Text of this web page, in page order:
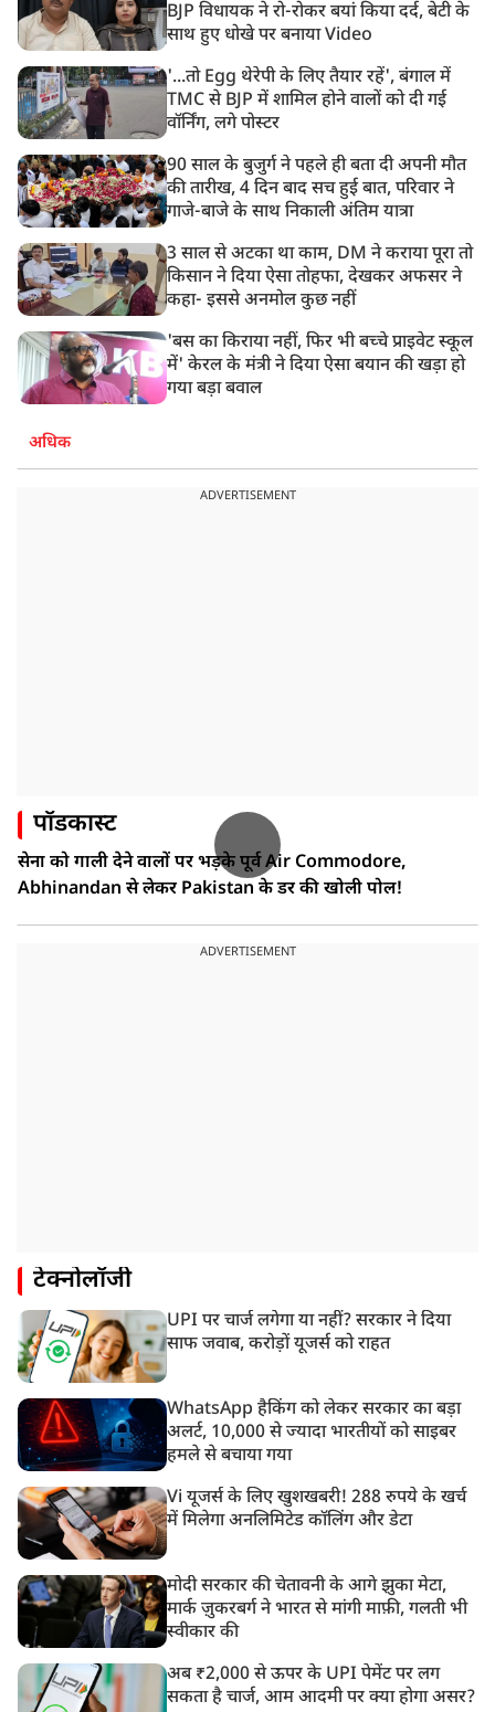
रांची: छात्रों और झारखंड सरकार के बीच आज होगी तीसरे दौर
की बातचीत
BJP विधायक ने रो-रोकर बयां किया दर्द, बेटी के
साथ हुए धोखे पर बनाया Video
'...तो Egg थेरेपी के लिए तैयार रहें', बंगाल में
TMC से BJP में शामिल होने वालों को दी गई
वॉर्निंग, लगे पोस्टर
90 साल के बुजुर्ग ने पहले ही बता दी अपनी मौत
की तारीख, 4 दिन बाद सच हुई बात, परिवार ने
गाजे-बाजे के साथ निकाली अंतिम यात्रा
3 साल से अटका था काम, DM ने कराया पूरा तो
किसान ने दिया ऐसा तोहफा, देखकर अफसर ने
कहा- इससे अनमोल कुछ नहीं
'बस का किराया नहीं, फिर भी बच्चे प्राइवेट स्कूल
में' केरल के मंत्री ने दिया ऐसा बयान की खड़ा हो
गया बड़ा बवाल
अधिक
ADVERTISEMENT
पॉडकास्ट
सेना को गाली देने वालों पर भड़के पूर्व Air Commodore,
Abhinandan से लेकर Pakistan के डर की खोली पोल!
ADVERTISEMENT
टेक्नोलॉजी
UPI पर चार्ज लगेगा या नहीं? सरकार ने दिया
साफ जवाब, करोड़ों यूजर्स को राहत
WhatsApp हैकिंग को लेकर सरकार का बड़ा
अलर्ट, 10,000 से ज्यादा भारतीयों को साइबर
हमले से बचाया गया
Vi यूजर्स के लिए खुशखबरी! 288 रुपये के खर्च
में मिलेगा अनलिमिटेड कॉलिंग और डेटा
मोदी सरकार की चेतावनी के आगे झुका मेटा,
मार्क ज़ुकरबर्ग ने भारत से मांगी माफ़ी, गलती भी
स्वीकार की
अब ₹2,000 से ऊपर के UPI पेमेंट पर लग
सकता है चार्ज, आम आदमी पर क्या होगा असर?